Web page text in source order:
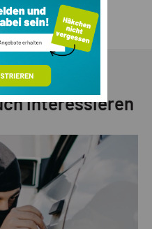
interessieren